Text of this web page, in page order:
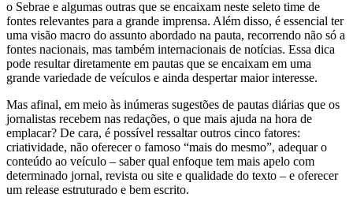
o Sebrae e algumas outras que se encaixam neste seleto time de
fontes relevantes para a grande imprensa. Além disso, é essencial ter
uma visão macro do assunto abordado na pauta, recorrendo não só a
fontes nacionais, mas também internacionais de notícias. Essa dica
pode resultar diretamente em pautas que se encaixam em uma
grande variedade de veículos e ainda despertar maior interesse.
Mas afinal, em meio às inúmeras sugestões de pautas diárias que os
jornalistas recebem nas redações, o que mais ajuda na hora de
emplacar? De cara, é possível ressaltar outros cinco fatores:
criatividade, não oferecer o famoso “mais do mesmo”, adequar o
conteúdo ao veículo – saber qual enfoque tem mais apelo com
determinado jornal, revista ou site e qualidade do texto – e oferecer
um release estruturado e bem escrito.